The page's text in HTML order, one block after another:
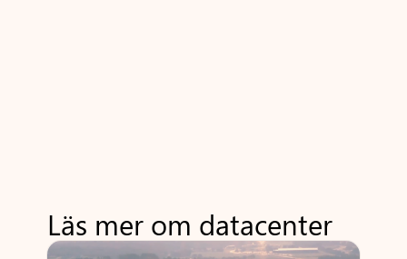
Läs mer om datacenter